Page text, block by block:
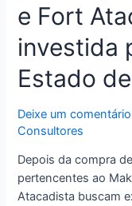
e Fort
investida
Estado
Deixe um comentário
Consultores
Depois da compra
pertencentes ao
Atacadista buscam